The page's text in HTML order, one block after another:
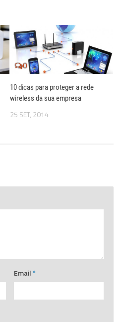
0
10 dicas para proteger a rede
wireless da sua empresa
25 SET, 2014
Email *